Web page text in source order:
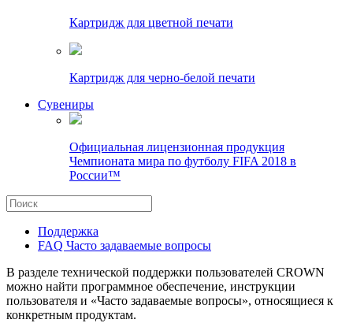
Картридж для цветной печати
Картридж для черно-белой печати
Сувениры
Официальная лицензионная продукция
Чемпионата мира по футболу FIFA 2018 в
России™
Поддержка
FAQ Часто задаваемые вопросы
В разделе технической поддержки пользователей CROWN
можно найти программное обеспечение, инструкции
пользователя и «Часто задаваемые вопросы», относящиеся к
конкретным продуктам.